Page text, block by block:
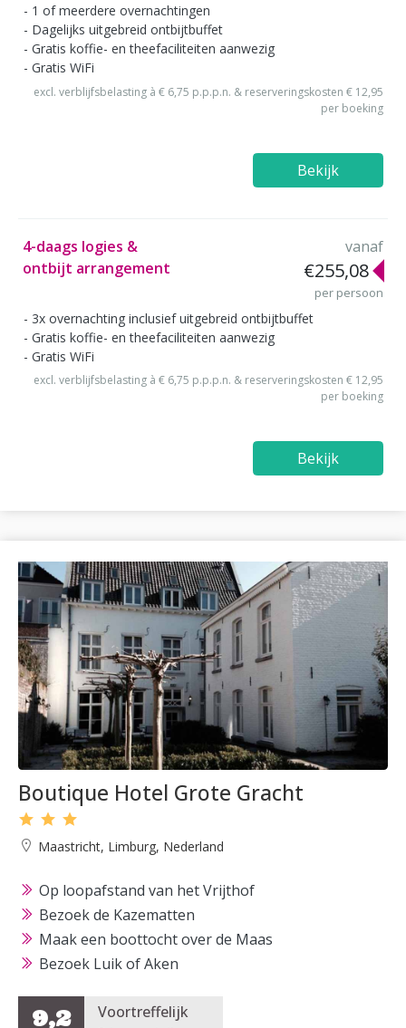
1 of meerdere overnachtingen
Dagelijks uitgebreid ontbijtbuffet
Gratis koffie- en theefaciliteiten aanwezig
Gratis WiFi
excl. verblijfsbelasting à € 6,75 p.p.p.n. & reserveringskosten € 12,95
per boeking
Bekijk
4-daags logies &
ontbijt arrangement
vanaf
€255,08
per persoon
3x overnachting inclusief uitgebreid ontbijtbuffet
Gratis koffie- en theefaciliteiten aanwezig
Gratis WiFi
excl. verblijfsbelasting à € 6,75 p.p.p.n. & reserveringskosten € 12,95
per boeking
Bekijk
Boutique Hotel Grote Gracht
Maastricht, Limburg, Nederland
Op loopafstand van het Vrijthof
Bezoek de Kazematten
Maak een boottocht over de Maas
Bezoek Luik of Aken
9,2
Voortreffelijk